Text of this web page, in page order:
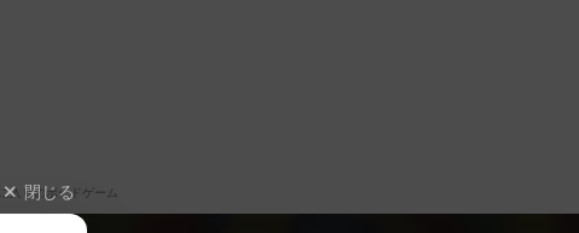
入りのボードゲーム
閉じる